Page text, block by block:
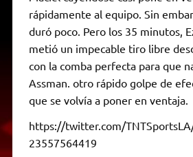
rápidamente al equipo. Sin
duró poco. Pero los 35 minutos,
metió un impecable tiro libre
con la comba perfecta para que
Assman. otro rápido golpe de
que se volvía a poner en ventaja.
https://twitter.com/
23557564419